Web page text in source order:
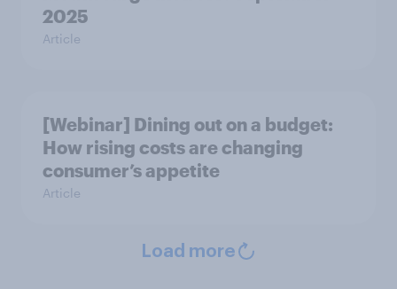
2025
Article
[Webinar] Dining out on a budget:
How rising costs are changing
consumer’s appetite
Article
Load more